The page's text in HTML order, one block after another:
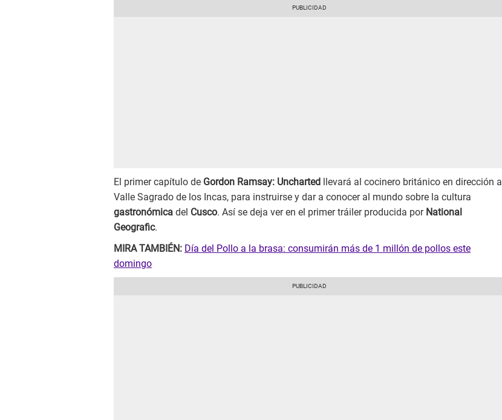
El primer capítulo de Gordon Ramsay: Uncharted
llevará al cocinero británico en dirección al
Valle Sagrado de los Incas, para instruirse y dar a conocer al mundo sobre la cultura
gastronómica del Cusco. Así se deja ver en el primer tráiler producida porNational
Geografic.
MIRA TAMBIÉN: Día del Pollo a la brasa: consumirán más de 1 millón de pollos este
domingo